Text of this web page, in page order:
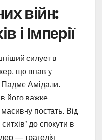
війн:
і Імперії
силует в
що впав у
Падме Амідали.
його важке
постать. Від
до спокути в
— трагедія